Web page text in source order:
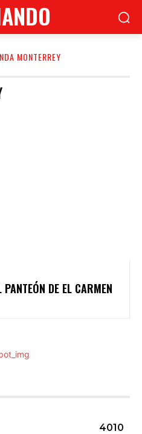
MONTERREY
DE EL CARMEN
4010